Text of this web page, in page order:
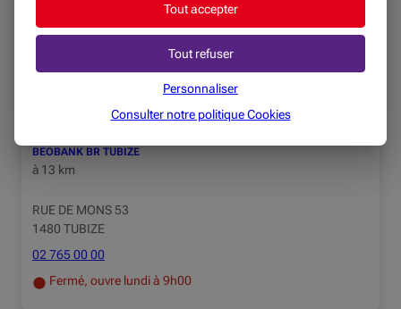
1420 BRAINE-L'ALLEUD
Fermé, ouvre lundi à 9h00
BEOBANK BR TUBIZE
à 13 km
RUE DE MONS 53
1480 TUBIZE
02 765 00 00
Fermé, ouvre lundi à 9h00
Tout accepter
Tout refuser
Personnaliser
Consulter notre politiqueCookies